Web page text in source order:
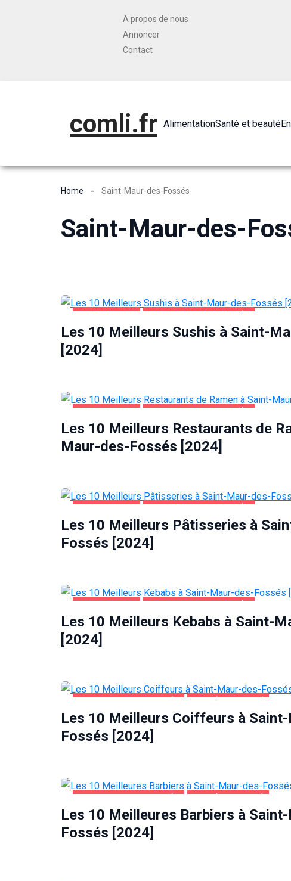
A propos de nous
Annoncer
Contact
comli.fr AlimentationSanté et beauté
Home Saint-Maur-des-Fossés
Saint-Maur-des-
Les 10 Meilleurs Sushis à Saint-
[2024]
Les 10 Meilleurs Restaurants de
Maur-des-Fossés [2024]
Les 10 Meilleurs Pâtisseries à
Fossés [2024]
Les 10 Meilleurs Kebabs à Saint-
[2024]
Les 10 Meilleurs Coiffeurs à
Fossés [2024]
Les 10 Meilleures Barbiers à
Fossés [2024]